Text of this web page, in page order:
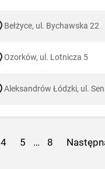
Bełżyce, ul. Bychawska 22
Ozorków, ul. Lotnicza 5
Aleksandrów Łódzki, ul.
4 5 … 8